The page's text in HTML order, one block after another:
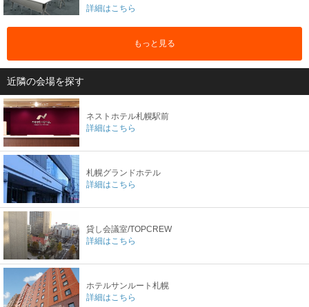
詳細はこちら
もっと見る
近隣の会場を探す
ネストホテル札幌駅前
詳細はこちら
札幌グランドホテル
詳細はこちら
貸し会議室/TOPCREW
詳細はこちら
ホテルサンルート札幌
詳細はこちら